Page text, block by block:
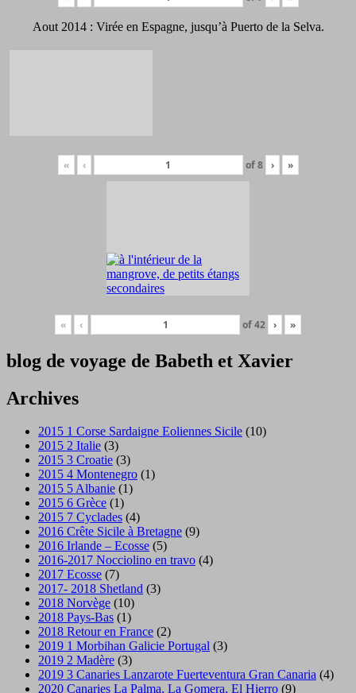
Aout 2014 : Virée en Espagne, jusqu’à Puerto de la Selva.
« ‹ of8 › »
« ‹ of42 › »
blog de voyage de Babeth et Xavier
Archives
2015 1 Corse Sardaigne Eoliennes Sicile (10)
2015 2 Italie (3)
2015 3 Croatie (3)
2015 4 Montenegro (1)
2015 5 Albanie (1)
2015 6 Grèce (1)
2015 7 Cyclades (4)
2016 Crête Sicile à Bretagne (9)
2016 Irlande – Ecosse (5)
2016-2017 Nocciolino en travo (4)
2017 Ecosse (7)
2017- 2018 Shetland (3)
2018 Norvège (10)
2018 Pays-Bas (1)
2018 Retour en France (2)
2019 1 Morbihan Galicie Portugal (3)
2019 2 Madère (3)
2019 3 Canaries Lanzarote Fuerteventura Gran Canaria (4)
2020 Canaries La Palma, La Gomera, El Hierro (9)